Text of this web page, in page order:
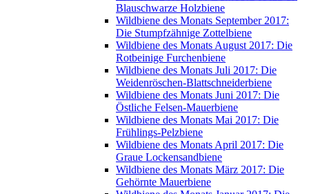
Blauschwarze Holzbiene
Wildbiene des Monats September 2017:
Die Stumpfzähnige Zottelbiene
Wildbiene des Monats August 2017: Die
Rotbeinige Furchenbiene
Wildbiene des Monats Juli 2017: Die
Weidenröschen-Blattschneiderbiene
Wildbiene des Monats Juni 2017: Die
Östliche Felsen-Mauerbiene
Wildbiene des Monats Mai 2017: Die
Frühlings-Pelzbiene
Wildbiene des Monats April 2017: Die
Graue Lockensandbiene
Wildbiene des Monats März 2017: Die
Gehörnte Mauerbiene